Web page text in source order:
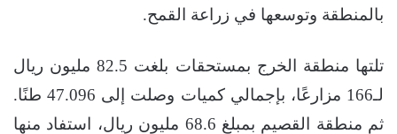
بالمنطقة وتوسعها في زراعة القمح.
تلتها منطقة الخرج بمستحقات بلغت 82.5 مليون ريال
لـ166 مزارعًا، بإجمالي كميات وصلت إلى 47.096 طنًا.
ثم منطقة القصيم بمبلغ 68.6 مليون ريال، استفاد منها